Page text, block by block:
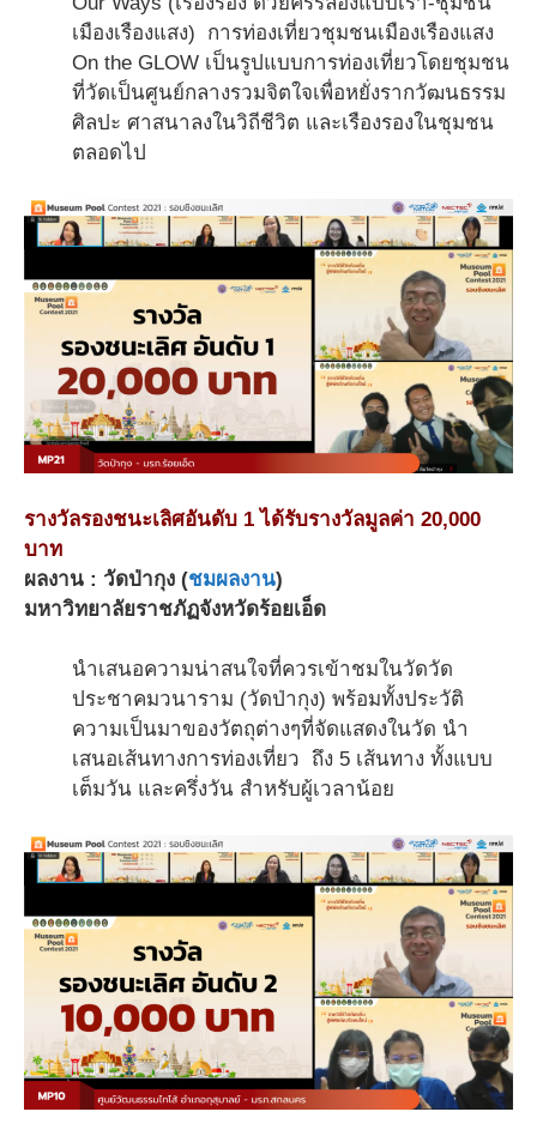
เมืองเรืองแสง) การท่องเที่ยวชุมชนเมืองเรืองแสง
On the GLOW เป็นรูปแบบการท่องเที่ยวโดยชุมชน
ที่วัดเป็นศูนย์กลางรวมจิตใจเพื่อหยั่งรากวัฒนธรรม
ศิลปะ ศาสนาลงในวิถีชีวิต และเรืองรองในชุมชน
ตลอดไป
รางวัลรองชนะเลิศอันดับ 1 ได้รับรางวัลมูลค่า 20,000
บาท
ผลงาน : วัดป่ากุง (ชมผลงาน)
มหาวิทยาลัยราชภัฏจังหวัดร้อยเอ็ด
นำเสนอความน่าสนใจที่ควรเข้าชมในวัดวัด
ประชาคมวนาราม (วัดป่ากุง) พร้อมทั้งประวัติ
ความเป็นมาของวัตถุต่างๆที่จัดแสดงในวัด นำ
เสนอเส้นทางการท่องเที่ยว ถึง 5 เส้นทาง ทั้งแบบ
เต็มวัน และครึ่งวัน สำหรับผู้เวลาน้อย